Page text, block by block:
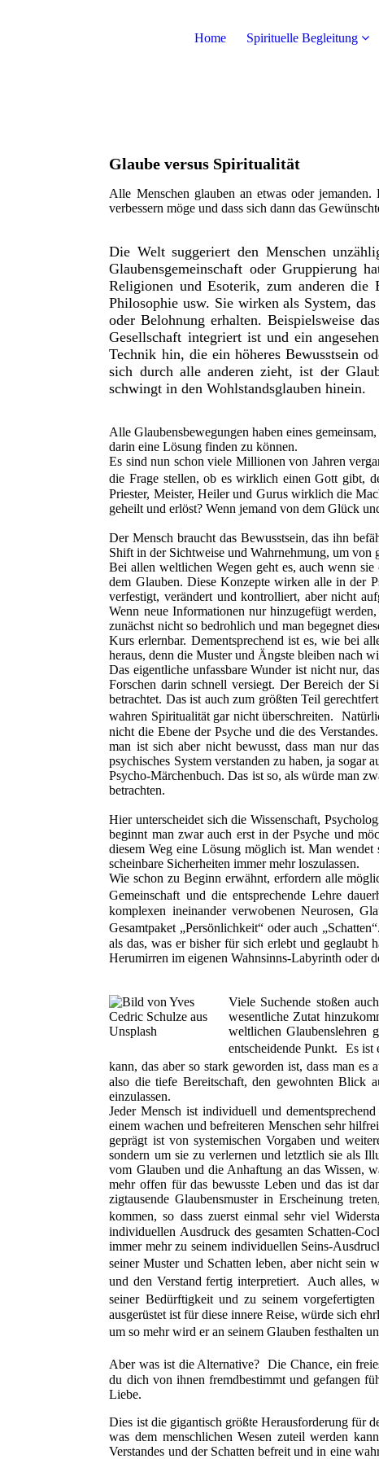
Home Spirituelle Begleitung
Glaube versus Spiritualität
Alle Menschen glauben an etwas oder
verbessern möge und dass sich dann das
Die Welt suggeriert den Menschen
Glaubensgemeinschaft oder Gruppierung
Religionen und Esoterik, zum anderen
Philosophie usw. Sie wirken als System,
oder Belohnung erhalten. Beispielsweise
Gesellschaft integriert ist und ein
Technik hin, die ein höheres Bewusstsein
sich durch alle anderen zieht, ist der
schwingt in den Wohlstandsglauben hinein.
Alle Glaubensbewegungen haben eines
darin eine Lösung finden zu können.
Es sind nun schon viele Millionen von Jahren
die Frage stellen, ob es wirklich einen Gott gibt,
Priester, Meister, Heiler und Gurus wirklich die
geheilt und erlöst? Wenn jemand von dem Glück
Der Mensch braucht das Bewusstsein, das ihn
Shift in der Sichtweise und Wahrnehmung, um von
Bei allen weltlichen Wegen geht es, auch wenn
dem Glauben. Diese Konzepte wirken alle in der
verfestigt, verändert und kontrolliert, aber nicht
Wenn neue Informationen nur hinzugefügt
zunächst nicht so bedrohlich und man begegnet
Kurs erlernbar. Dementsprechend ist es, wie bei
heraus, denn die Muster und Ängste bleiben nach
Das eigentliche unfassbare Wunder ist nicht nur,
Forschen darin schnell versiegt. Der Bereich der
betrachtet. Das ist auch zum größten Teil
wahren Spiritualität gar nicht überschreiten.
nicht die Ebene der Psyche und die des
man ist sich aber nicht bewusst, dass man nur
psychisches System verstanden zu haben, ja sogar
Psycho-Märchenbuch. Das ist so, als würde man
betrachten.
Hier unterscheidet sich die Wissenschaft,
beginnt man zwar auch erst in der Psyche und
diesem Weg eine Lösung möglich ist. Man
scheinbare Sicherheiten immer mehr loszulassen.
Wie schon zu Beginn erwähnt, erfordern alle
Gemeinschaft und die entsprechende Lehre
komplexen ineinander verwobenen Neurosen,
Gesamtpaket „Persönlichkeit“ oder auch
als das, was er bisher für sich erlebt und geglaubt
Herumirren im eigenen Wahnsinns-Labyrinth
Viele Suchende stoßen
wesentliche Zutat
weltlichen Glaubenslehren
entscheidende Punkt. Es ist
kann, das aber so stark geworden ist, dass man
also die tiefe Bereitschaft, den gewohnten Blick
einzulassen.
Jeder Mensch ist individuell und
einem wachen und befreiteren Menschen sehr
geprägt ist von systemischen Vorgaben und
sondern um sie zu verlernen und letztlich sie als
vom Glauben und die Anhaftung an das Wissen,
mehr offen für das bewusste Leben und das ist
zigtausende Glaubensmuster in Erscheinung
kommen, so dass zuerst einmal sehr viel
individuellen Ausdruck des gesamten Schatten-
immer mehr zu seinem individuellen Seins-
seiner Muster und Schatten leben, aber nicht sein
und den Verstand fertig interpretiert. Auch alles,
seiner Bedürftigkeit und zu seinem
ausgerüstet ist für diese innere Reise, würde sich
um so mehr wird er an seinem Glauben festhalten
Aber was ist die Alternative? Die Chance, ein
du dich von ihnen fremdbestimmt und gefangen
Liebe.
Dies ist die gigantisch größte Herausforderung für
was dem menschlichen Wesen zuteil werden
Verstandes und der Schatten befreit und in eine